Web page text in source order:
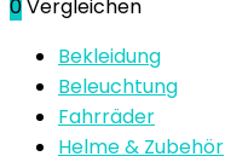
0Vergleichen
Bekleidung
Beleuchtung
Fahrräder
Helme & Zubehör